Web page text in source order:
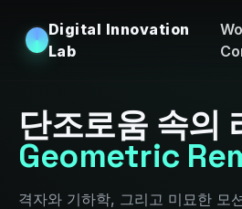
Digital Innovation
Lab
단조로움 속의
Geometric
격자와 기하학, 그리고 미묘한 모